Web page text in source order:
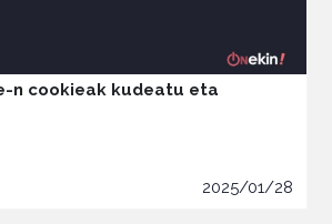
n cookieak kudeatu eta
2025/01/28